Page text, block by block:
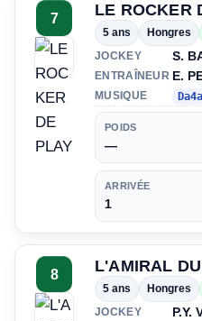
7 LE ROCKER
5 ans Hongres
JOCKEY
S.
ENTRAÎNEUR E.
MUSIQUE
POIDS
—
ARRIVÉE
1
8 L'AMIRAL
5 ans Hongres
JOCKEY
P.Y.